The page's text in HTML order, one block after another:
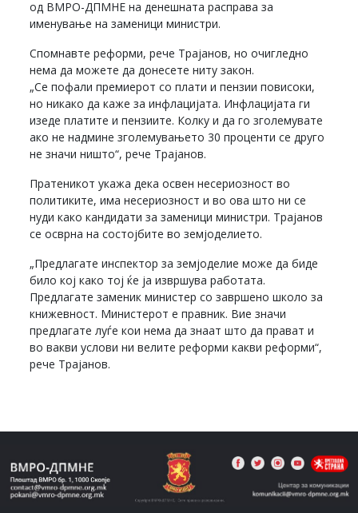
од ВМРО-ДПМНЕ на денешната расправа за
именување на заменици министри.
Спомнавте реформи, рече Трајанов, но очигледно
нема да можете да донесете ниту закон.
„Се пофали премиерот со плати и пензии повисоки,
но никако да каже за инфлацијата. Инфлацијата ги
изеде платите и пензиите. Колку и да го зголемувате
ако не надмине зголемувањето 30 проценти се друго
не значи ништо“, рече Трајанов.
Пратеникот укажа дека освен несериозност во
политиките, има несериозност и во ова што ни се
нуди како кандидати за заменици министри. Трајанов
се осврна на состојбите во земјоделието.
„Предлагате инспектор за земјоделие може да биде
било кој како тој ќе ја извршува работата.
Предлагате заменик министер со завршено школо за
книжевност. Министерот е правник. Вие значи
предлагате луѓе кои нема да знаат што да прават и
во вакви услови ни велите реформи какви реформи“,
рече Трајанов.